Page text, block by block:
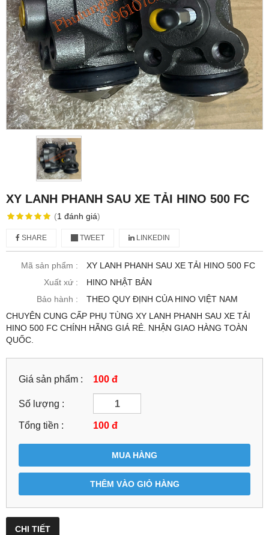
XY LANH PHANH SAU XE TẢI HINO 500 FC
(1 đánh giá)
SHARE TWEET LINKEDIN
Mã sản phẩm :
XY LANH PHANH SAU XE TẢI HINO 500 FC
Xuất xứ :
HINO NHẬT BẢN
Bảo hành :
THEO QUY ĐỊNH CỦA HINO VIỆT NAM
CHUYÊN CUNG CẤP PHỤ TÙNG XY LANH PHANH SAU XE TẢI
HINO 500 FC CHÍNH HÃNG GIÁ RẺ. NHẬN GIAO HÀNG TOÀN
QUỐC.
Giá sản phẩm : 100 đ
Số lượng :
Tổng tiền : 100 đ
MUA HÀNG
THÊM VÀO GIỎ HÀNG
CHI TIẾT